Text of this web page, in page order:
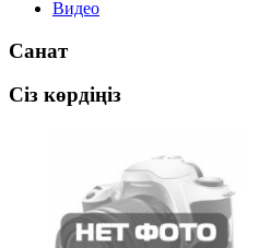
Видео
Санат
Сіз көрдіңіз